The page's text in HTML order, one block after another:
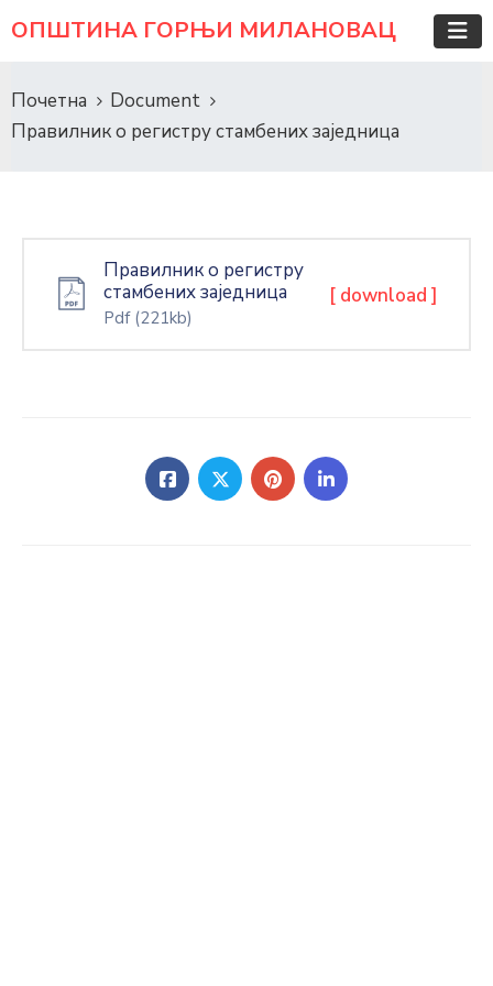
ОПШТИНА ГОРЊИ МИЛАНОВАЦ
Почетна
Document
Правилник о регистру стамбених заједница
Правилник о регистру
стамбених заједница
Pdf (221kb)
[ download ]